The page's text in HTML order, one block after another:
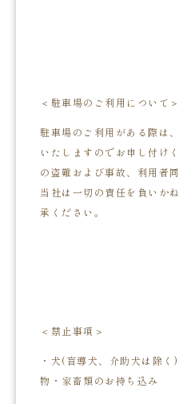
＜駐車場のご利用について＞
駐車場のご利用がある際は
いたしますのでお申し付け
の盗難および事故、利用者
当社は一切の責任を負いか
承ください。
＜禁止事項＞
・犬(盲導犬、介助犬は除
物・家畜類のお持ち込み